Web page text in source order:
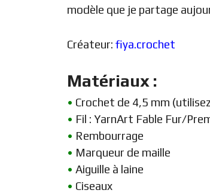
modèle que je partage
Créateur: fiya.crochet
Matériaux :
• Crochet de 4,5 mm
• Fil : YarnArt Fable Fur/
• Rembourrage
• Marqueur de maille
• Aiguille à laine
• Ciseaux